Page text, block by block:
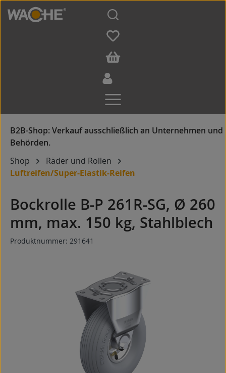
Zum Hauptinhalt springen
Shop
Räder und Rollen
Luftreifen/Super-Elastik-Reifen
Bockrolle B-P 261R-SG, Ø 260
mm, max. 150 kg, Stahlblech
Produktnummer: 291641